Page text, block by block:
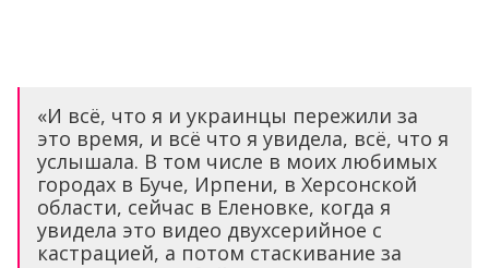
«И всё, что я и украинцы пережили за
это время, и всё что я увидела, всё, что я
услышала. В том числе в моих любимых
городах в Буче, Ирпени, в Херсонской
области, сейчас в Еленовке, когда я
увидела это видео двухсерийное с
кастрацией, а потом стаскивание за